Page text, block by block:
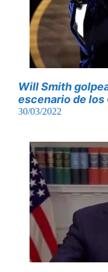
Will Smith
escenario de los
30/03/2022